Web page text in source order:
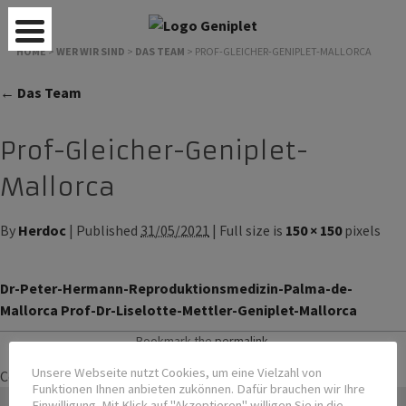
HOME> WER WIR SIND > DAS TEAM > PROF-GLEICHER-GENIPLET-MALLORCA
← Das Team
Prof-Gleicher-Geniplet-
Mallorca
By Herdoc | Published 31/05/2021 | Full size is 150 × 150pixels
Dr-Peter-Hermann-Reproduktionsmedizin-Palma-de-
Mallorca Prof-Dr-Liselotte-Mettler-Geniplet-Mallorca
Bookmark thepermalink.
Comments are closed.
Unsere Webseite nutzt Cookies, um eine Vielzahl von
Funktionen Ihnen anbieten zukönnen. Dafür brauchen wir Ihre